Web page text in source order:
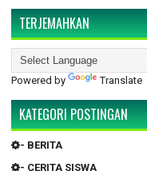
TERJEMAHKAN
Powered by Translate
KATEGORI POSTINGAN
- BERITA
- CERITA SISWA